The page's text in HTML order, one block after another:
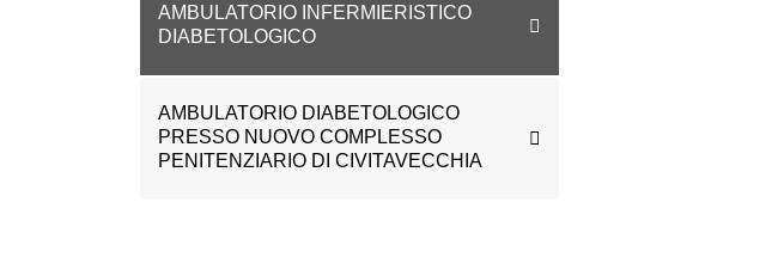
AMBULATORIO INFERMIERISTICO
DIABETOLOGICO
AMBULATORIO DIABETOLOGICO
PRESSO NUOVO COMPLESSO
PENITENZIARIO DI CIVITAVECCHIA